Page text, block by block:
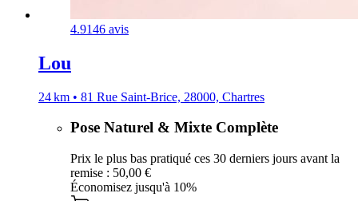
4.9146 avis
Lou
24 km • 81 Rue Saint-Brice, 28000, Chartres
Pose Naturel & Mixte Complète
Prix le plus bas pratiqué ces 30 derniers jours avant la
remise : 50,00 €
Économisez jusqu'à 10%